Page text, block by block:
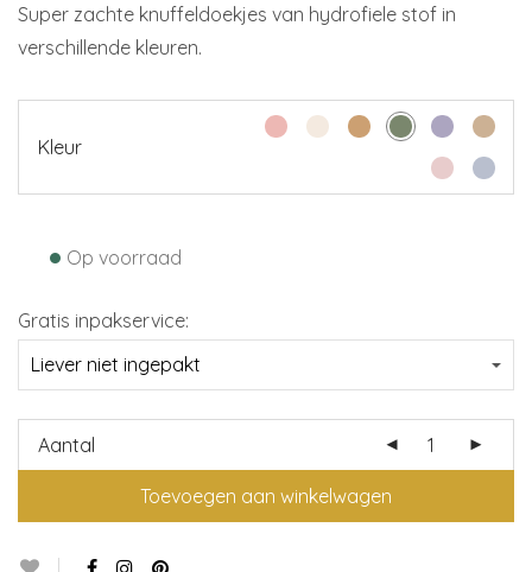
Super zachte knuffeldoekjes van hydrofiele stof in
verschillende kleuren.
Kleur
• Op voorraad
Gratis inpakservice:
Aantal
Toevoegen aan winkelwagen